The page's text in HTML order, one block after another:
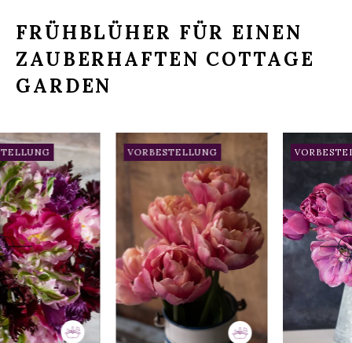
FRÜHBLÜHER FÜR EINEN
ZAUBERHAFTEN COTTAGE
GARDEN
VORBESTELLUNG